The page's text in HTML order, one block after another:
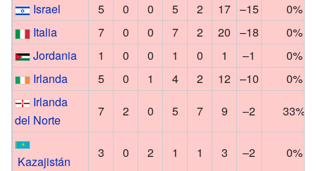
Israel
5 0 0 5 2 17 –15
0%
Italia
7 0 0 7 2 20 –18
0%
Jordania
1 0 0 1 0 1 –1
0%
Irlanda
5 0 1 4 2 12 –10
0%
Irlanda
del Norte
7 2 0 5 7 9 –2 33%
Kazajistán
3 0 2 1 1 3 –2
0%